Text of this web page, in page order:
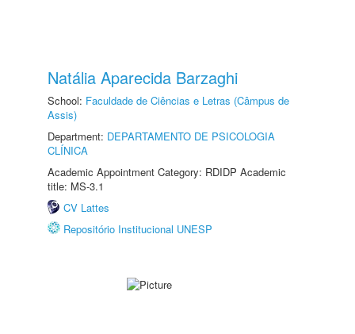
Natália Aparecida Barzaghi
School: Faculdade de Ciências e Letras (Câmpus de
Assis)
Department: DEPARTAMENTO DE PSICOLOGIA
CLÍNICA
Academic Appointment Category: RDIDP Academic
title: MS-3.1
CV Lattes
Repositório Institucional UNESP